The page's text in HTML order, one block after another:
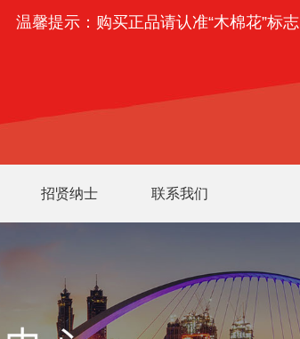
温馨提示：购买正品请认准“木棉花”标志。
招贤纳士 联系我们